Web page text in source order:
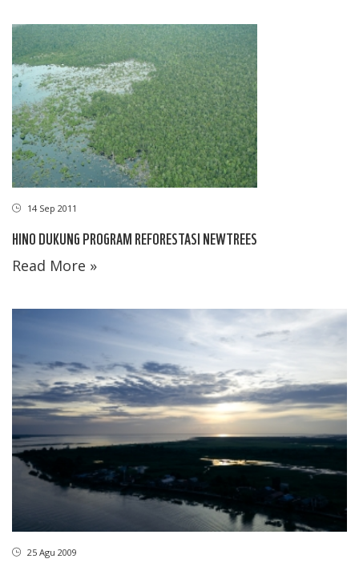
14 Sep 2011
HINO DUKUNG PROGRAM REFORESTASI NEWTREES
Read More »
25 Agu 2009